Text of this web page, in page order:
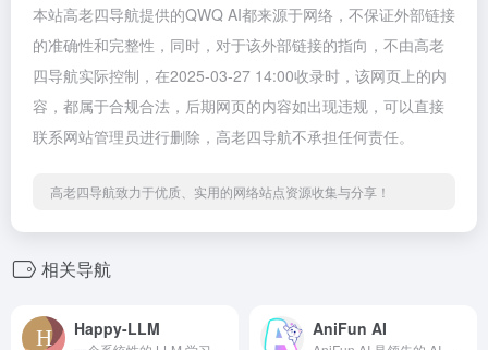
本站高老四导航提供的QWQ AI都来源于网络，不保证外部链接
的准确性和完整性，同时，对于该外部链接的指向，不由高老
四导航实际控制，在2025-03-27 14:00收录时，该网页上的内
容，都属于合规合法，后期网页的内容如出现违规，可以直接
联系网站管理员进行删除，高老四导航不承担任何责任。
高老四导航致力于优质、实用的网络站点资源收集与分享！
相关导航
Happy-LLM AniFun AI